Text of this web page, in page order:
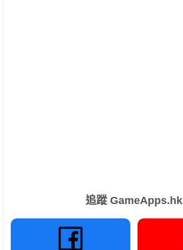
追蹤 GameApps.hk